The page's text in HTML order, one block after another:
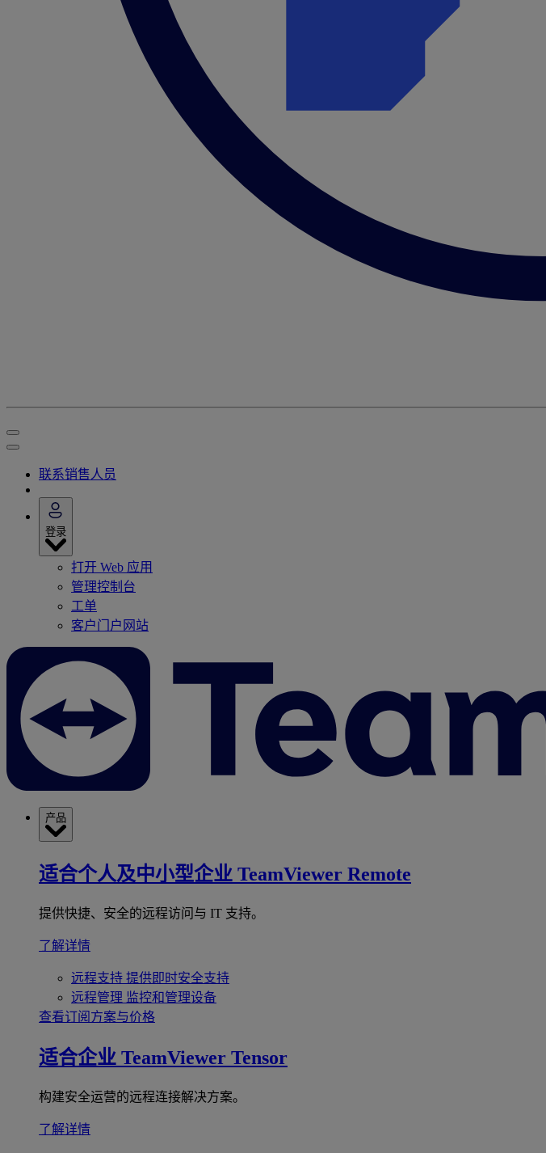
联系销售人员
登录
打开 Web 应用
管理控制台
工单
客户门户网站
产品
适合个人及中小型企业 TeamViewer Remote
提供快捷、安全的远程访问与 IT 支持。
了解详情
远程支持 提供即时安全支持
远程管理 监控和管理设备
查看订阅方案与价格
适合企业 TeamViewer Tensor
构建安全运营的远程连接解决方案。
了解详情